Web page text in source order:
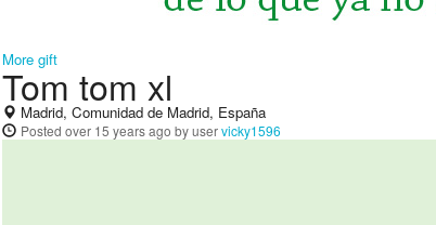
More gift
Tom tom xl
Madrid, Comunidad de Madrid, España
Posted over 15 years ago by uservicky1596